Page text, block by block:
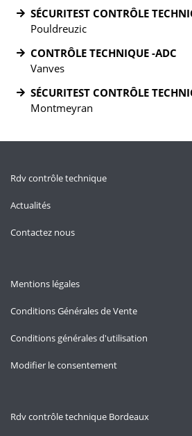
SÉCURITEST CONTRÔLE
Pouldreuzic
CONTRÔLE TECHNIQUE -ADC
Vanves
SÉCURITEST CONTRÔLE
Montmeyran
Rdv contrôle technique
Actualités
Contactez nous
Mentions légales
Conditions Générales de Vente
Conditions générales d'utilisation
Modifier le consentement
Rdv contrôle technique Bordeaux